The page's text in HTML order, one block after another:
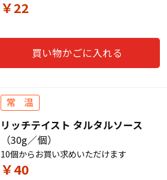
￥22
買い物かごに入れる
リッチテイスト タルタルソース
（30g／個）
10個からお買い求めいただけます
￥40